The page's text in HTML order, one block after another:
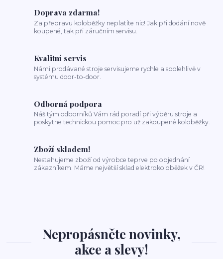
Doprava zdarma!
Za přepravu koloběžky neplatíte nic! Jak při dodání nově
koupené, tak při záručním servisu.
Kvalitní servis
Námi prodávané stroje servisujeme rychle a spolehlivě v
systému door-to-door.
Odborná podpora
Náš tým odborníků Vám rád poradí při výběru stroje a
poskytne technickou pomoc pro už zakoupené koloběžky.
Zboží skladem!
Nestahujeme zboží od výrobce teprve po objednání
zákazníkem. Máme největší sklad elektrokoloběžek v ČR!
Nepropásněte novinky,
akce a slevy!